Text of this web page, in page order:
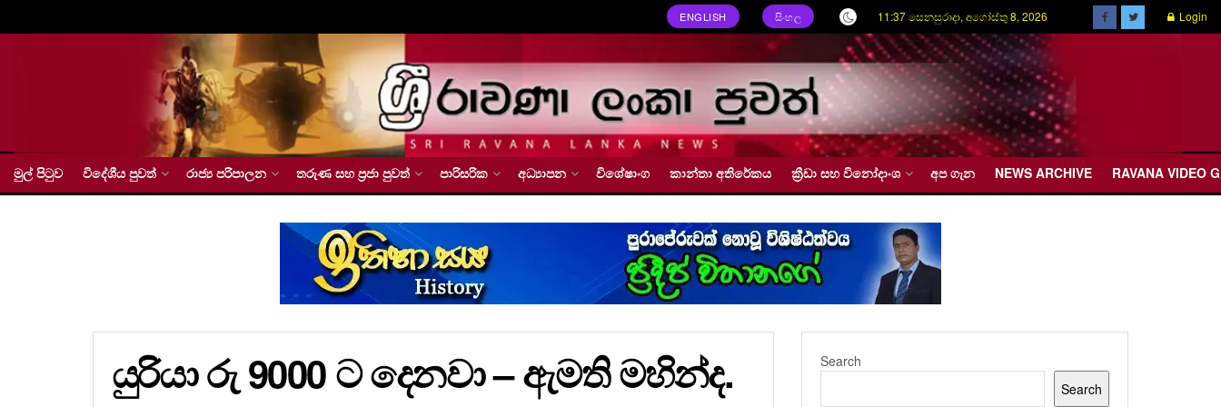
ENGLISH සිංහල 11:37 සෙනසුරාදා, අගෝස්තු 8, 2026 Login
මුල් පිටුව විදේශීය පුවත් රාජ්‍ය පරිපාලන තරුණ සහ ප්‍රජා පුවත් පාරිසරික අධ්‍යාපන විශේෂාංග කාන්තා අතිරේකය ක්‍රීඩා සහ විනෝදාංශ අප ගැන NEWS ARCHIVE RAVANA VIDEO
යුරියා රු 9000 ට දෙනවා – ඇමති මහින්ද.
Search
Search